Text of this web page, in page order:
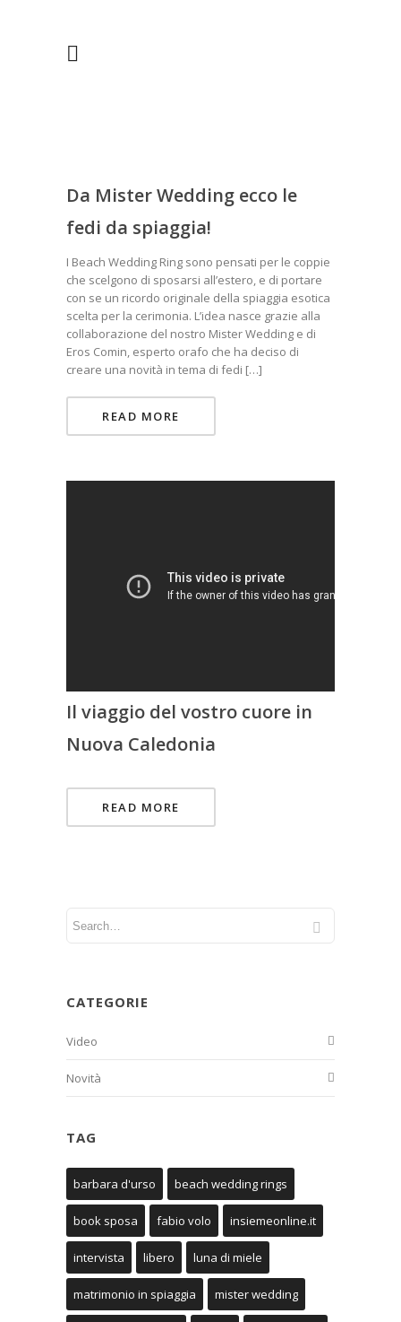
Da Mister Wedding ecco le
fedi da spiaggia!
I Beach Wedding Ring sono pensati per le coppie
che scelgono di sposarsi all’estero, e di portare
con se un ricordo originale della spiaggia esotica
scelta per la cerimonia. L’idea nasce grazie alla
collaborazione del nostro Mister Wedding e di
Eros Comin, esperto orafo che ha deciso di
creare una novità in tema di fedi […]
READ MORE
Il viaggio del vostro cuore in
Nuova Caledonia
READ MORE
CATEGORIE
Video
Novità
TAG
barbara d'urso beach wedding rings
book sposa fabio volo insiemeonline.it
intervista libero luna di miele
matrimonio in spiaggia mister wedding